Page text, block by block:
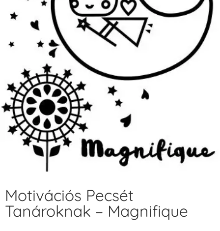
Motivációs Pecsét
Tanároknak – Magnifique